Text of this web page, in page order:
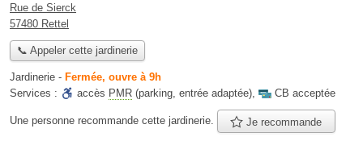
Rue de Sierck
57480 Rettel
📞 Appeler cette jardinerie
Jardinerie - Fermée, ouvre à 9h
Services :
accès PMR (parking, entrée adaptée), CB acceptée
Une personne recommande cette jardinerie. Je recommande